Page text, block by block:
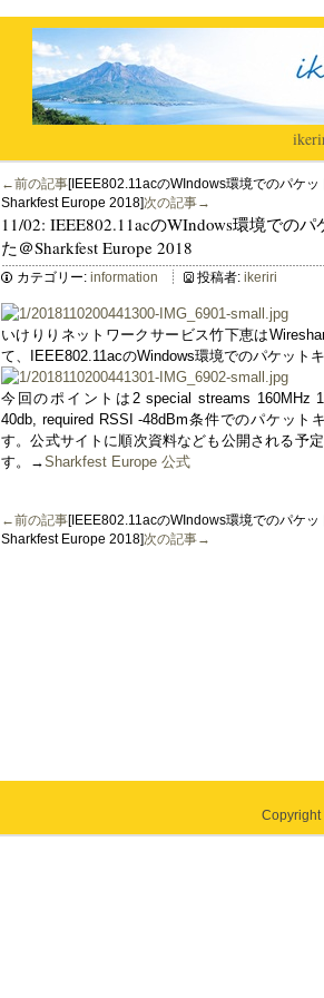
←前の記事[IEEE802.11acのWIndows環境でのパケ
Sharkfest Europe 2018]次の記事→
11/02: IEEE802.11acのWIndows環境での
た＠Sharkfest Europe 2018
カテゴリー: information 投稿者: ikeriri
いけりりネットワークサービス竹下恵は
て、IEEE802.11acのWindows環境でのパケット
今回のポイントは2 special streams 160MHz
40db, required RSSI -48dBm条件でのパケッ
す。公式サイトに順次資料なども公開される予
す。→Sharkfest Europe 公式
←前の記事[IEEE802.11acのWIndows環境でのパケ
Sharkfest Europe 2018]次の記事→
Copyright